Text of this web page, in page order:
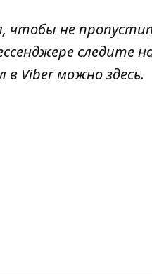
, чтобы не
следите
в Viber можноздесь.